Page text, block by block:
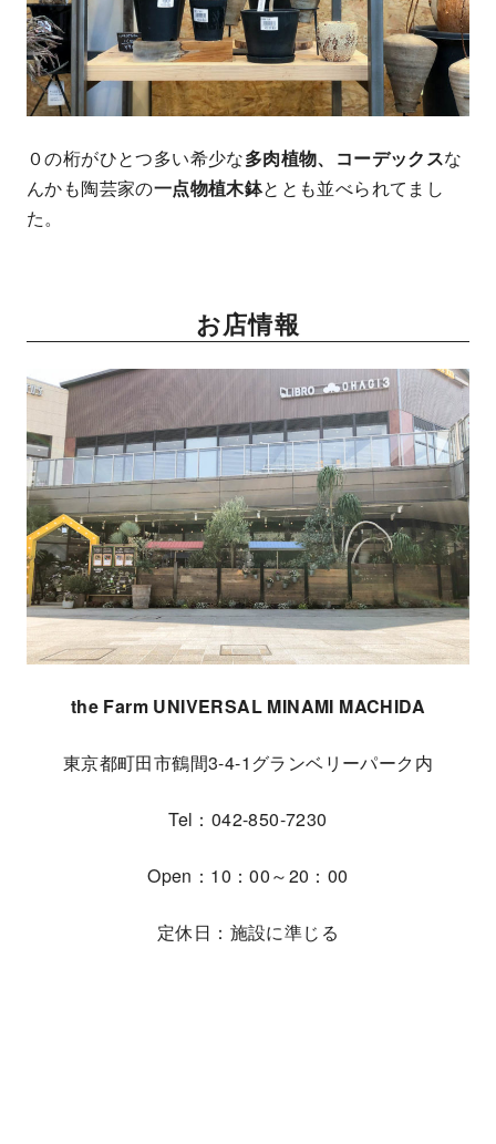
０の桁がひとつ多い希少な多肉植物、コーデックスな
んかも陶芸家の一点物植木鉢ととも並べられてまし
た。
お店情報
the Farm UNIVERSAL MINAMI MACHIDA
東京都町田市鶴間3-4-1グランベリーパーク内
Tel：042-850-7230
Open：10：00～20：00
定休日：施設に準じる